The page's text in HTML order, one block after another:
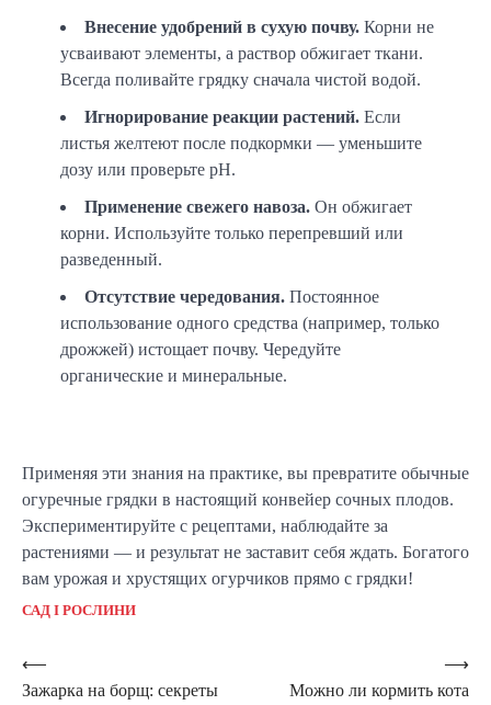
Внесение удобрений в сухую почву. Корни не
усваивают элементы, а раствор обжигает ткани.
Всегда поливайте грядку сначала чистой водой.
Игнорирование реакции растений. Если
листья желтеют после подкормки — уменьшите
дозу или проверьте pH.
Применение свежего навоза. Он обжигает
корни. Используйте только перепревший или
разведенный.
Отсутствие чередования. Постоянное
использование одного средства (например, только
дрожжей) истощает почву. Чередуйте
органические и минеральные.
Применяя эти знания на практике, вы превратите обычные
огуречные грядки в настоящий конвейер сочных плодов.
Экспериментируйте с рецептами, наблюдайте за
растениями — и результат не заставит себя ждать. Богатого
вам урожая и хрустящих огурчиков прямо с грядки!
САД І РОСЛИНИ
Навигация
⟵
Зажарка на борщ: секреты
Можно ли кормить кота
⟶